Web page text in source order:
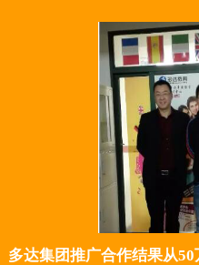
多达集团推广合作结果从